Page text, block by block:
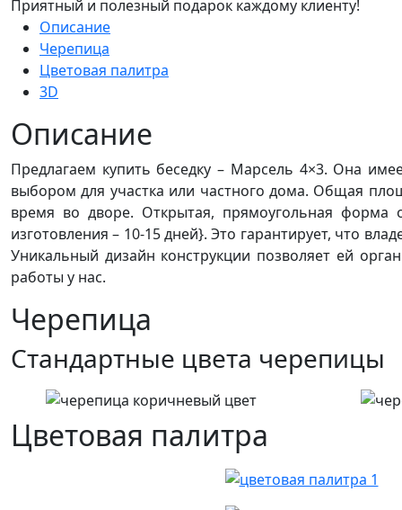
Приятный и полезный подарок каждому клиенту!
Описание
Черепица
Цветовая палитра
3D
Описание
Предлагаем купить беседку – Марсель 4×3. Она
выбором для участка или частного дома. Общая
время во дворе. Открытая, прямоугольная
изготовления – 10-15 дней}. Это гарантирует, что
Уникальный дизайн конструкции позволяет ей
работы у нас.
Черепица
Стандартные цвета черепицы
Цветовая палитра